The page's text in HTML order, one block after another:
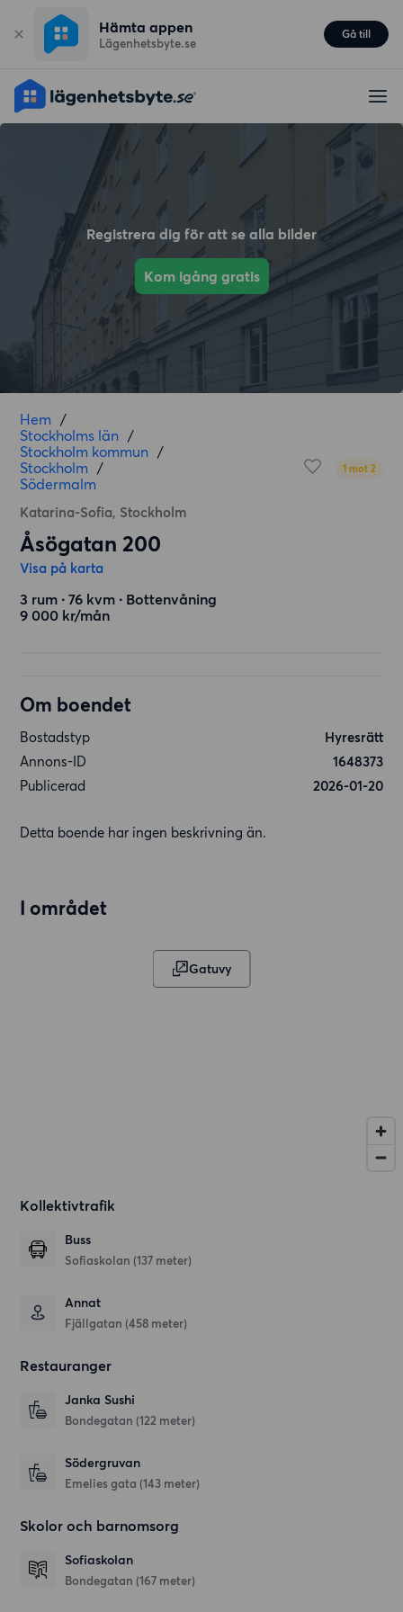
Hämta appen
Lägenhetsbyte.se
Gå till
Registrera dig för att se alla bilder
Kom igång gratis
Hem /
Stockholms län /
Stockholm kommun /
Stockholm /
Södermalm
Katarina-Sofia, Stockholm
1 mot 2
Åsögatan 200
Visa på karta
3 rum ∙ 76 kvm ∙ Bottenvåning
9 000 kr/mån
Om boendet
Bostadstyp
Hyresrätt
Annons-ID
1648373
Publicerad
2026-01-20
Detta boende har ingen beskrivning än.
I området
Gatuvy
Kollektivtrafik
Buss
Sofiaskolan (137 meter)
Annat
Fjällgatan (458 meter)
Restauranger
Janka Sushi
Bondegatan (122 meter)
Södergruvan
Emelies gata (143 meter)
Skolor och barnomsorg
Sofiaskolan
Bondegatan (167 meter)